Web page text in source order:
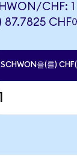
CHF: 1
87.7825 CHF
SCHWON을(를)